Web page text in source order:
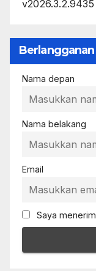
Nama depan
Nama belakang
Email
Saya